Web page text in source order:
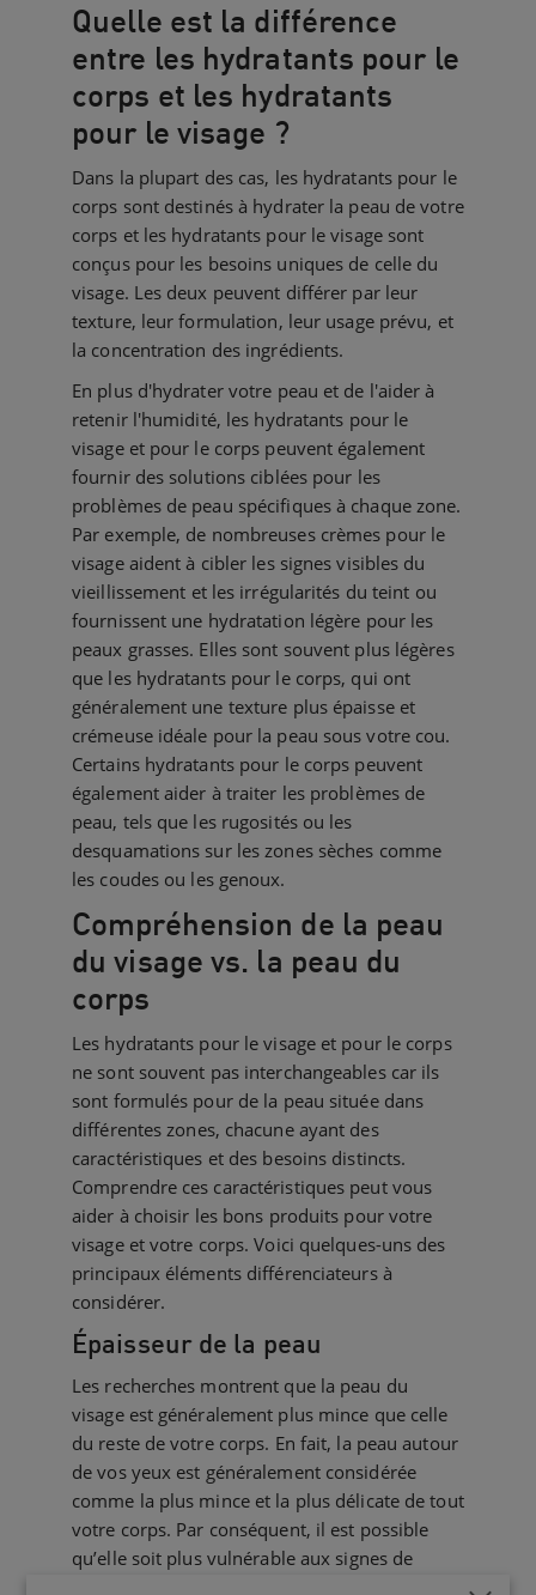
Quelle est la différence
entre les hydratants pour le
corps et les hydratants
pour le visage ?
Dans la plupart des cas, les hydratants pour le
corps sont destinés à hydrater la peau de votre
corps et les hydratants pour le visage sont
conçus pour les besoins uniques de celle du
visage. Les deux peuvent différer par leur
texture, leur formulation, leur usage prévu, et
la concentration des ingrédients.
En plus d'hydrater votre peau et de l'aider à
retenir l'humidité, les hydratants pour le
visage et pour le corps peuvent également
fournir des solutions ciblées pour les
problèmes de peau spécifiques à chaque zone.
Par exemple, de nombreuses crèmes pour le
visage aident à cibler les signes visibles du
vieillissement et les irrégularités du teint ou
fournissent une hydratation légère pour les
peaux grasses. Elles sont souvent plus légères
que les hydratants pour le corps, qui ont
généralement une texture plus épaisse et
crémeuse idéale pour la peau sous votre cou.
Certains hydratants pour le corps peuvent
également aider à traiter les problèmes de
peau, tels que les rugosités ou les
desquamations sur les zones sèches comme
les coudes ou les genoux.
Compréhension de la peau
du visage vs. la peau du
corps
Les hydratants pour le visage et pour le corps
ne sont souvent pas interchangeables car ils
sont formulés pour de la peau située dans
différentes zones, chacune ayant des
caractéristiques et des besoins distincts.
Comprendre ces caractéristiques peut vous
aider à choisir les bons produits pour votre
visage et votre corps. Voici quelques-uns des
principaux éléments différenciateurs à
considérer.
Épaisseur de la peau
Les recherches montrent que la peau du
visage est généralement plus mince que celle
du reste de votre corps. En fait, la peau autour
de vos yeux est généralement considérée
comme la plus mince et la plus délicate de tout
votre corps. Par conséquent, il est possible
qu’elle soit plus vulnérable aux signes de